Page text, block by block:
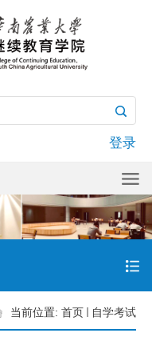
登录
当前位置: 首页 自学考试